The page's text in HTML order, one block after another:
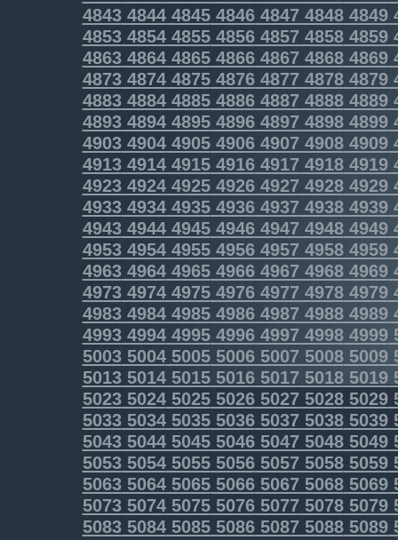
4843484448454846484748484849
4853485448554856485748584859
4863486448654866486748684869
4873487448754876487748784879
4883488448854886488748884889
4893489448954896489748984899
49034904490549064907 49084909
49134914491549164917 49184919
4923492449254926492749284929
49334934493549364937 49384939
49434944494549464947 49484949
49534954495549564957 49584959
49634964496549664967 49684969
49734974497549764977 49784979
49834984498549864987 49884989
49934994499549964997 49984999
50035004500550065007 50085009
50135014501550165017 50185019
5023502450255026502750285029
5033503450355036503750385039
5043504450455046504750485049
5053505450555056505750585059
5063506450655066506750685069
5073507450755076507750785079
5083508450855086508750885089